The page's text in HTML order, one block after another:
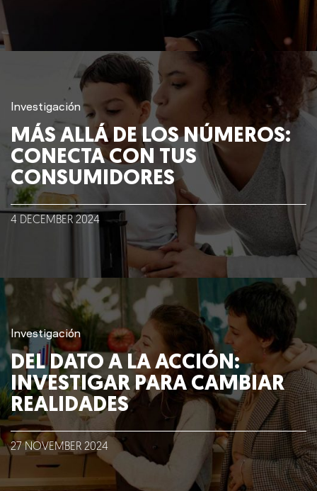
Investigación
MÁS ALLÁ DE LOS NÚMEROS:
CONECTA CON TUS
CONSUMIDORES
4 DECEMBER 2024
Investigación
DEL DATO A LA ACCIÓN:
INVESTIGAR PARA CAMBIAR
REALIDADES
27 NOVEMBER 2024